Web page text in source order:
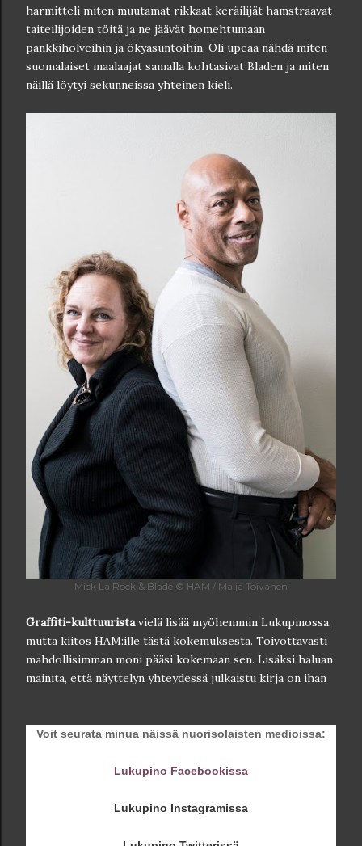
harmitteli miten muutamat rikkaat keräilijät hamstraavat
taiteilijoiden töitä ja ne jäävät homehtumaan
pankkiholveihin ja ökyasuntoihin. Oli upeaa nähdä miten
suomalaiset maalaajat samalla kohtasivat Bladen ja miten
näillä löytyi sekunneissa yhteinen kieli.
Mick La Rock & Blade © HAM / Maija Toivanen
Graffiti-kulttuuristavielä lisää myöhemmin Lukupinossa,
mutta kiitos HAM:ille tästä kokemuksesta. Toivottavasti
mahdollisimman moni pääsi kokemaan sen. Lisäksi haluan
mainita, että näyttelyn yhteydessä julkaistu kirja on ihan
Voit seurata minua näissä nuorisolaisten medioissa:
Lukupino Facebookissa
Lukupino Instagramissa